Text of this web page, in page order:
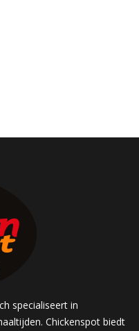
specialiseert in
Chickenspot biedt